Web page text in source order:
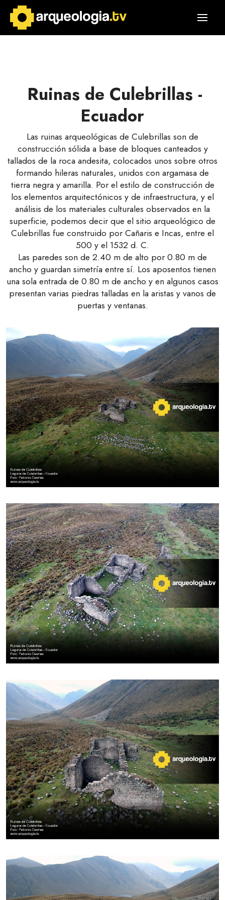
Ruinas de Culebrillas -
Ecuador
Las ruinas arqueológicas de Culebrillas son de
construcción sólida a base de bloques canteados y
tallados de la roca andesita, colocados unos sobre otros
formando hileras naturales, unidos con argamasa de
tierra negra y amarilla. Por el estilo de construcción de
los elementos arquitectónicos y de infraestructura, y el
análisis de los materiales culturales observados en la
superficie, podemos decir que el sitio arqueológico de
Culebrillas fue construido por Cañaris e Incas, entre el
500 y el 1532 d. C.
Las paredes son de 2.40 m de alto por 0.80 m de
ancho y guardan simetría entre sí. Los aposentos tienen
una sola entrada de 0.80 m de ancho y en algunos casos
presentan varias piedras talladas en la aristas y vanos de
puertas y ventanas.